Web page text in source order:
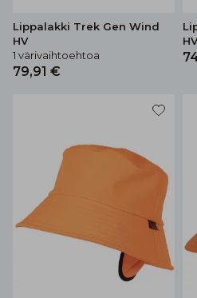
Lippalakki Trek Gen Wind
HV
1 värivaihtoehtoa
79,91 €